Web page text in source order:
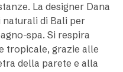
La designer Dana
naturali di Bali per
spa. Si respira
tropicale, grazie alle
della parete e alla